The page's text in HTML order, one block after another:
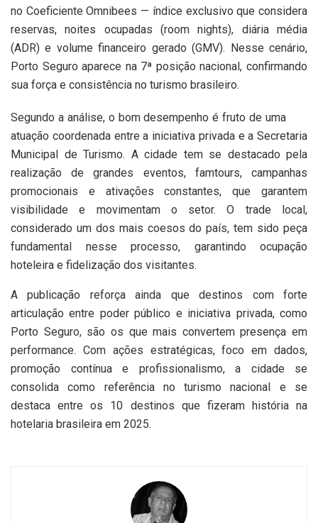
no Coeficiente Omnibees — índice exclusivo que considera
reservas, noites ocupadas (room nights), diária média
(ADR) e volume financeiro gerado (GMV). Nesse cenário,
Porto Seguro aparece na 7ª posição nacional, confirmando
sua força e consistência no turismo brasileiro.
Segundo a análise, o bom desempenho é fruto de uma
atuação coordenada entre a iniciativa privada e a Secretaria
Municipal de Turismo. A cidade tem se destacado pela
realização de grandes eventos, famtours, campanhas
promocionais e ativações constantes, que garantem
visibilidade e movimentam o setor. O trade local,
considerado um dos mais coesos do país, tem sido peça
fundamental nesse processo, garantindo ocupação
hoteleira e fidelização dos visitantes.
A publicação reforça ainda que destinos com forte
articulação entre poder público e iniciativa privada, como
Porto Seguro, são os que mais convertem presença em
performance. Com ações estratégicas, foco em dados,
promoção contínua e profissionalismo, a cidade se
consolida como referência no turismo nacional e se
destaca entre os 10 destinos que fizeram história na
hotelaria brasileira em 2025.